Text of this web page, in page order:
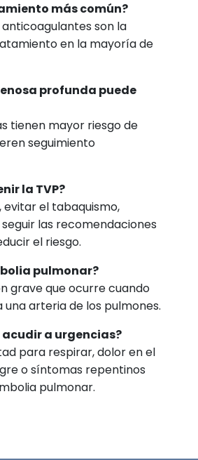
más común?
son la
en la mayoría de
profunda puede
tienen mayor riesgo de
seguimiento
la TVP?
el tabaquismo,
las recomendaciones
el riesgo.
pulmonar?
grave que ocurre cuando
una arteria de los pulmones.
acudir a urgencias?
para respirar, dolor en el
o síntomas repentinos
pulmonar.